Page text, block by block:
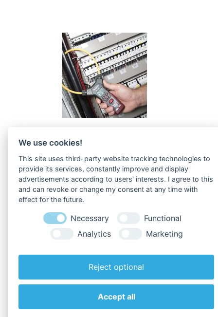
Zurück zur Übersicht
We use cookies!
This site uses third-party website tracking technologies to
provide its services, constantly improve and display
advertisements according to users' interests. I agree to this
and can revoke or change my consent at any time with
effect for the future.
Necessary
Functional
Analytics
Marketing
Reject optional
Accept all